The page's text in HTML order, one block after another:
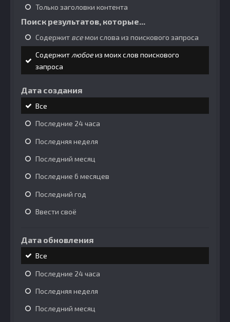
Только заголовки контента
Поиск результатов, которые...
Содержит всемои слова из поискового запроса
Содержитлюбоеиз моих слов поискового
запроса
Дата создания
Все
Последние 24 часа
Последняя неделя
Последний месяц
Последние 6 месяцев
Последний год
Ввести своё
Дата обновления
Все
Последние 24 часа
Последняя неделя
Последний месяц